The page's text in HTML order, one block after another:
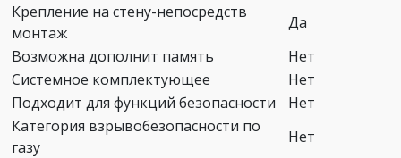
Крепление на стену-непосредств
монтаж
Да
Возможна дополнит память
Нет
Системное комплектующее
Нет
Подходит для функций безопасности
Нет
Категория взрывобезопасности по
газу
Нет